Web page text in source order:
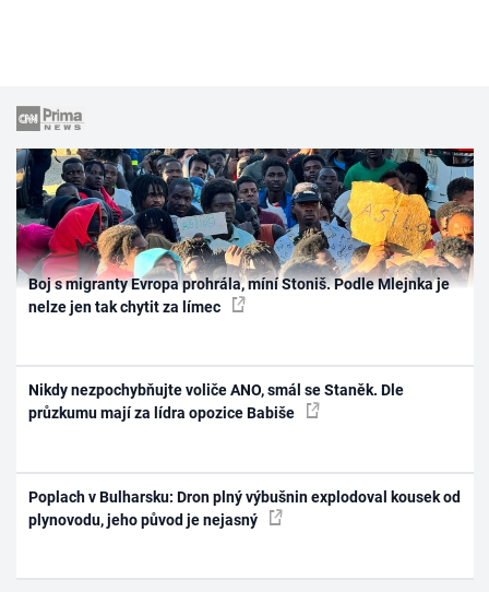
Boj s migranty Evropa prohrála, míní Stoniš. Podle Mlejnka je
nelze jen tak chytit za límec
Nikdy nezpochybňujte voliče ANO, smál se Staněk. Dle
průzkumu mají za lídra opozice Babiše
Poplach v Bulharsku: Dron plný výbušnin explodoval kousek od
plynovodu, jeho původ je nejasný